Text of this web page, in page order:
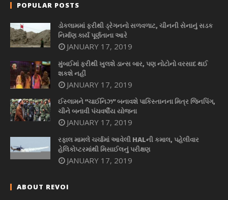
POPULAR POSTS
ડોકલામમાં ફરીથી ડ્રેગનનો સળવળાટ, ચીનની સેનાનું સડક
નિર્માણ કાર્ય પૂર્ણતાના આરે
JANUARY 17, 2019
મુંબઈમાં ફરીથી ખુલશે ડાન્સ બાર, પણ નોટોનો વરસાદ થઈ
શકશે નહીં
JANUARY 17, 2019
ઈસ્લામને “ચાઈનિઝ” બનાવશે પાકિસ્તાનના મિત્ર જિનપિંગ,
ચીને બનાવી પંચવર્ષીય યોજના
JANUARY 17, 2019
રફાલ મામલે ચર્ચામાં આવેલી HALની કમાલ, પહેલીવાર
હેલિકોપ્ટરમાંથી મિસાઈલનું પરીક્ષણ
JANUARY 17, 2019
ABOUT REVOI